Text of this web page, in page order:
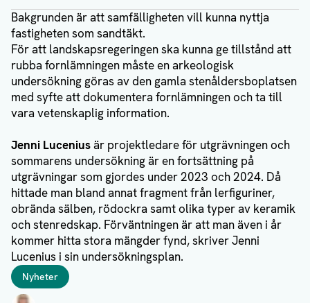
Bakgrunden är att samfälligheten vill kunna nyttja
fastigheten som sandtäkt.
För att landskapsregeringen ska kunna ge tillstånd att
rubba fornlämningen måste en arkeologisk
undersökning göras av den gamla stenåldersboplatsen
med syfte att dokumentera fornlämningen och ta till
vara vetenskaplig information.
Jenni Luceniusär projektledare för utgrävningen och
sommarens undersökning är en fortsättning på
utgrävningar som gjordes under 2023 och 2024. Då
hittade man bland annat fragment från lerfiguriner,
obrända sälben, rödockra samt olika typer av keramik
och stenredskap. Förväntningen är att man även i år
kommer hitta stora mängder fynd, skriver Jenni
Lucenius i sin undersökningsplan.
Taggar
Nyheter
Författare